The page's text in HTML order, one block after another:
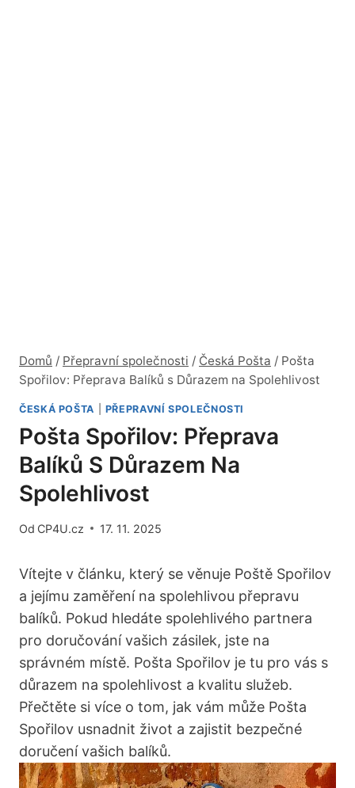
Domů / Přepravní společnosti / Česká Pošta / Pošta
Spořilov: Přeprava Balíků s Důrazem na Spolehlivost
ČESKÁ POŠTA PŘEPRAVNÍ SPOLEČNOSTI
Pošta Spořilov: Přeprava
Balíků S Důrazem Na
Spolehlivost
Od CP4U.cz 17. 11. 2025
Vítejte v ⁢článku, který se věnuje⁣ Poště Spořilov‍
a jejímu zaměření na spolehlivou přepravu
⁢balíků. Pokud hledáte spolehlivého partnera
⁤pro doručování ​vašich zásilek, jste na
správném místě. Pošta Spořilov je tu pro vás s
důrazem na spolehlivost a kvalitu služeb.
Přečtěte si ⁣více o tom,​ jak vám může Pošta
Spořilov usnadnit život a zajistit ‌bezpečné
doručení vašich balíků.